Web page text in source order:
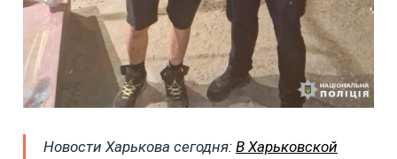
Новости Харькова сегодня: В Харьковской